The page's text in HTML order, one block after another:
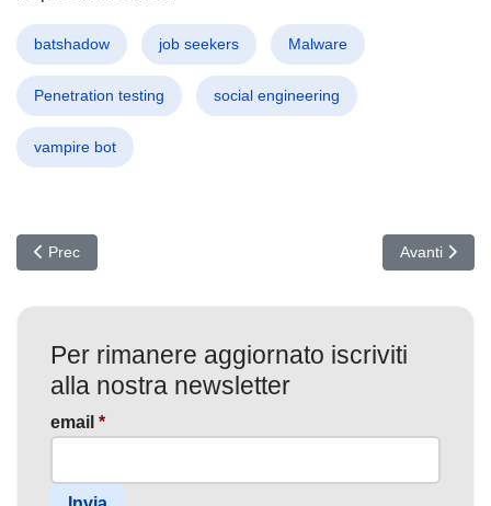
batshadow job seekers Malware
Penetration testing social engineering
vampire bot
Articolo precedente: Attacco Storm-1175: Ransomware Medusa
Prec Articolo
Avanti
Per rimanere aggiornato iscriviti
alla nostra newsletter
email *